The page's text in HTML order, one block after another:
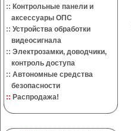
:: Контрольные панели и
аксессуары ОПС
:: Устройства обработки
видеосигнала
:: Электрозамки, доводчики,
контроль доступа
:: Автономные средства
безопасности
:: Распродажа!